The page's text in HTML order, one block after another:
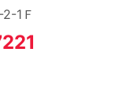
1Ｆ